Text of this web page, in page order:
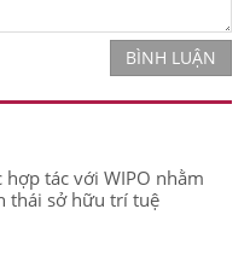
BÌNH LUẬN
tác với WIPO nhằm
thái sở hữu trí tuệ